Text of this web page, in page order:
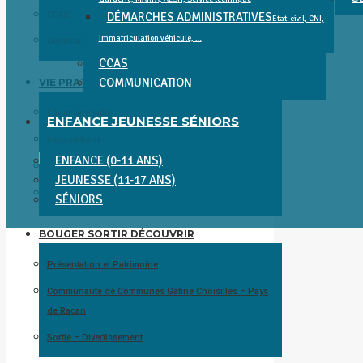
DÉMARCHES ADMINISTRATIVESEtat-civil, CNI,
Immatriculation véhicule, …
CCAS
COMMUNICATION
ENFANCE JEUNESSE SÉNIORS
ENFANCE (0-11 ANS)
JEUNESSE (11-17 ANS)
SÉNIORS
Communication
VIE PRATIQUE
COMMERCES, SERVICES, SANTÉ ET ENTREPRISES
Se déplacer
BOUGER SORTIR DÉCOUVRIR
Présentation et Patrimoine
Communauté de Communes Gâtine Choisilles – Pays
de Racan
Sortie – Divertissement